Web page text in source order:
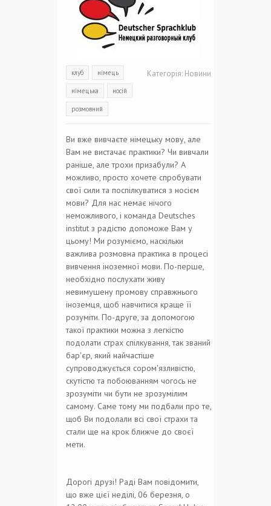
клуб німець
німецька носій
розмовний
Категорія: Новини
Ви вже вивчаєте німецьку мову, але
Вам не вистачає практики? Чи вивчали
раніше, але трохи призабули? А
можливо, просто хочете спробувати
свої сили та поспілкуватися з носієм
мови? Для нас немає нічого
неможливого, і команда Deutsches
institut з радістю допоможе Вам у
цьому! Ми розуміємо, наскільки
важлива розмовна практика в процесі
вивчення іноземної мови. По-перше,
необхідно послухати живу
невимушену промову справжнього
іноземця, щоб навчитися краще її
розуміти. По-друге, за допомогою
такої практики можна з легкістю
подолати страх спілкування, так званий
бар'єр, який найчастіше
супроводжується сором'язливістю,
скутістю та побоюванням чогось не
зрозуміти чи бути не зрозумілим
самому. Саме тому ми подбали про те,
щоб Ви подолали всі свої страхи та
стали ще на крок ближче до своєї
мети.
Дорогі друзі! Раді Вам повідомити,
що вже цієї неділі, 06 березня, о